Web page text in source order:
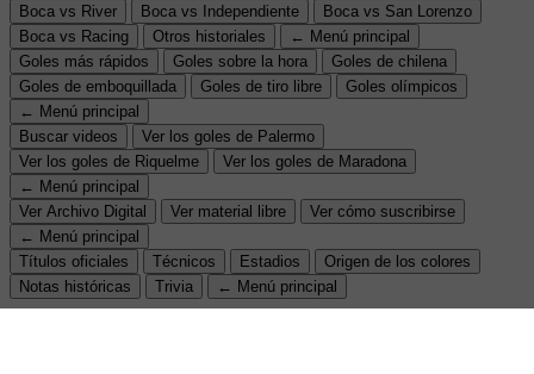
Boca vs River
Boca vs Independiente
Boca vs San Lorenzo
Boca vs Racing
Otros historiales
← Menú principal
Goles más rápidos
Goles sobre la hora
Goles de chilena
Goles de emboquillada
Goles de tiro libre
Goles olímpicos
← Menú principal
Buscar videos
Ver los goles de Palermo
Ver los goles de Riquelme
Ver los goles de Maradona
← Menú principal
Ver Archivo Digital
Ver material libre
Ver cómo suscribirse
← Menú principal
Títulos oficiales
Técnicos Estadios
Origen de los colores
Notas históricas
Trivia ← Menú principal